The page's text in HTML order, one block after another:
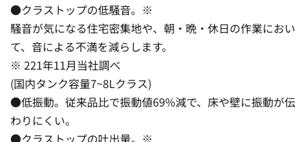
●クラストップの低騒音。※
騒音が気になる住宅密集地や、朝・晩・休日の作業におい
て、音による不満を減らします。
※ 221年11月当社調べ
(国内タンク容量7~8Lクラス)
●低振動。従来品比で振動値69%減で、床や壁に振動が伝
わりにくい。
●クラストップの吐出量。※